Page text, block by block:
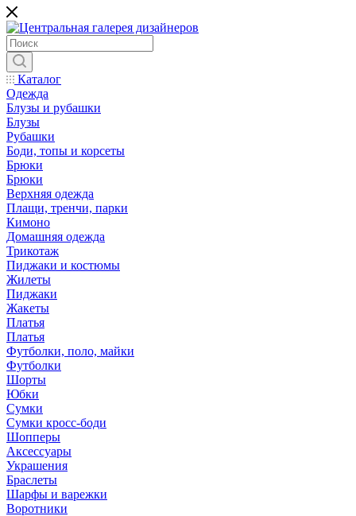
Каталог
Одежда
Блузы и рубашки
Блузы
Рубашки
Боди, топы и корсеты
Брюки
Брюки
Верхняя одежда
Плащи, тренчи, парки
Кимоно
Домашняя одежда
Трикотаж
Пиджаки и костюмы
Жилеты
Пиджаки
Жакеты
Платья
Платья
Футболки, поло, майки
Футболки
Шорты
Юбки
Сумки
Сумки кросс-боди
Шопперы
Аксессуары
Украшения
Браслеты
Шарфы и варежки
Воротники